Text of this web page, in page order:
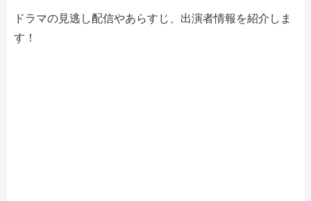
ドラマの見逃し配信やあらすじ、出演者情報を紹介しま
す！